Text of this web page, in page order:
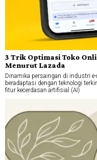
3 Trik Optimasi Toko
Menurut Lazada
Dinamika persaingan di industri
beradaptasi dengan teknologi
fitur kecerdasan artifisial (AI)